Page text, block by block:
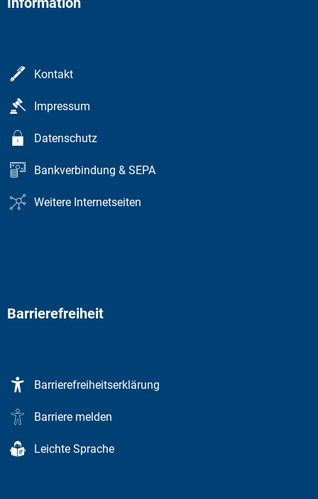
Kontakt
Impressum
Datenschutz
Bankverbindung & SEPA
Weitere Internetseiten
Barrierefreiheit
Barrierefreiheitserklärung
Barriere melden
Leichte Sprache